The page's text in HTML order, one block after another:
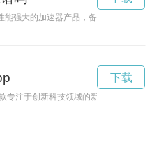
能强大的加速器产品，备受用户好评。
专注于创新科技领域的新一代加速器软
下载